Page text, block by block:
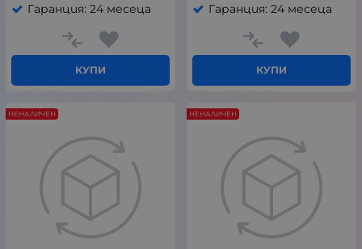
Гаранция: 24 месеца
КУПИ
Гаранция: 24 месеца
КУПИ
НЕНАЛИЧЕН НЕНАЛИЧЕН